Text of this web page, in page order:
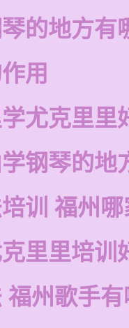
的地方有
用
尤克里里
钢琴的地
训 福州
里里培训
福州歌手